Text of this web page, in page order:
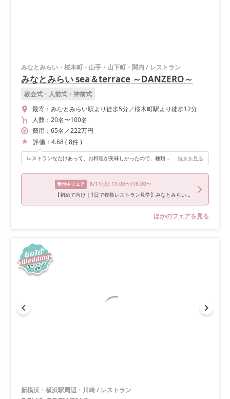
みなとみらい・桜木町・山手・山下町・関内/ レストラン
みなとみらい sea＆terrace ～DANZERO～
教会式・人前式・神前式
最寄： みなとみらい駅より徒歩5分／桜木町駅より徒歩12分
人数： 20名〜100名
費用： 65名 ／222万円
評価： 4.68( 8件)
レストランなだけあって、お料理が美味しかったので、種類も豊富なビュッフェスタイルにしました。 前菜からデザートまで老若男女問わず好評でした！ 続きを見る
受付中フェア 8/11(火) 11:00〜/16:00〜
【初めて向け｜1日で複数レストラン見学】みなとみらい合同式場探しフェア
ほかのフェアを見る
新横浜・横浜駅周辺・川崎/ レストラン